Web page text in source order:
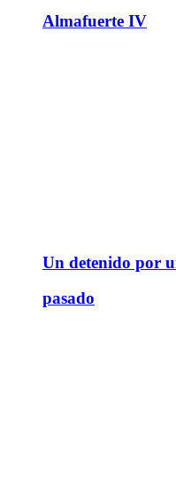
Almafuerte IV
Un detenido por
pasado